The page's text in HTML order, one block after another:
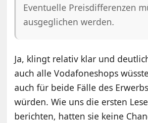
Eventuelle Preisdifferenzen
ausgeglichen werden.
Ja, klingt relativ klar und
auch alle Vodafoneshops
auch für beide Fälle des
würden. Wie uns die ersten
berichten, hatten sie keine